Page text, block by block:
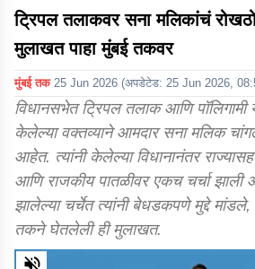
ट्रिपल तलाकवर सना मलिकांचं
मुलाखत पाहा मुंबई तकवर
मुंबई तक 25 Jun 2026 (अपडेटेड: 25 Jun 2026,
विधानसभेत ट्रिपल तलाक आणि पॉलिगामी
केलेल्या वक्तव्याने आमदार सना मलिक
आहेत. त्यांनी केलेल्या विधानानंतर
आणि राजकीय पातळीवर एकच चर्चा
झालेल्या चर्चेत त्यांनी बेधडकपणे मुद्दे मांडले,
तकने घेतलेली ही मुलाखत.
0